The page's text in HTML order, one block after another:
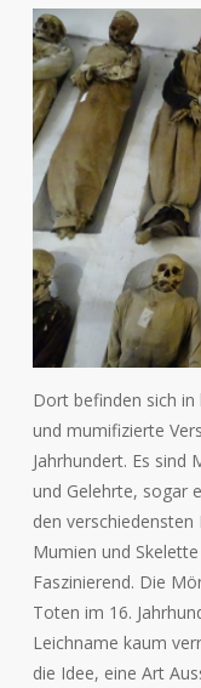
Dort befinden sich
und mumifizierte
Jahrhundert. Es sind
und Gelehrte, sogar
den
Mumien und
Faszinierend. Die
Toten im 16.
Leichname kaum
die Idee, eine Art